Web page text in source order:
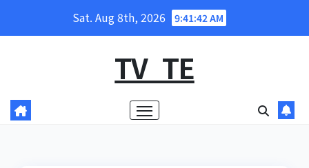
Sat. Aug 8th, 2026 9:41:43 AM
TV_TE